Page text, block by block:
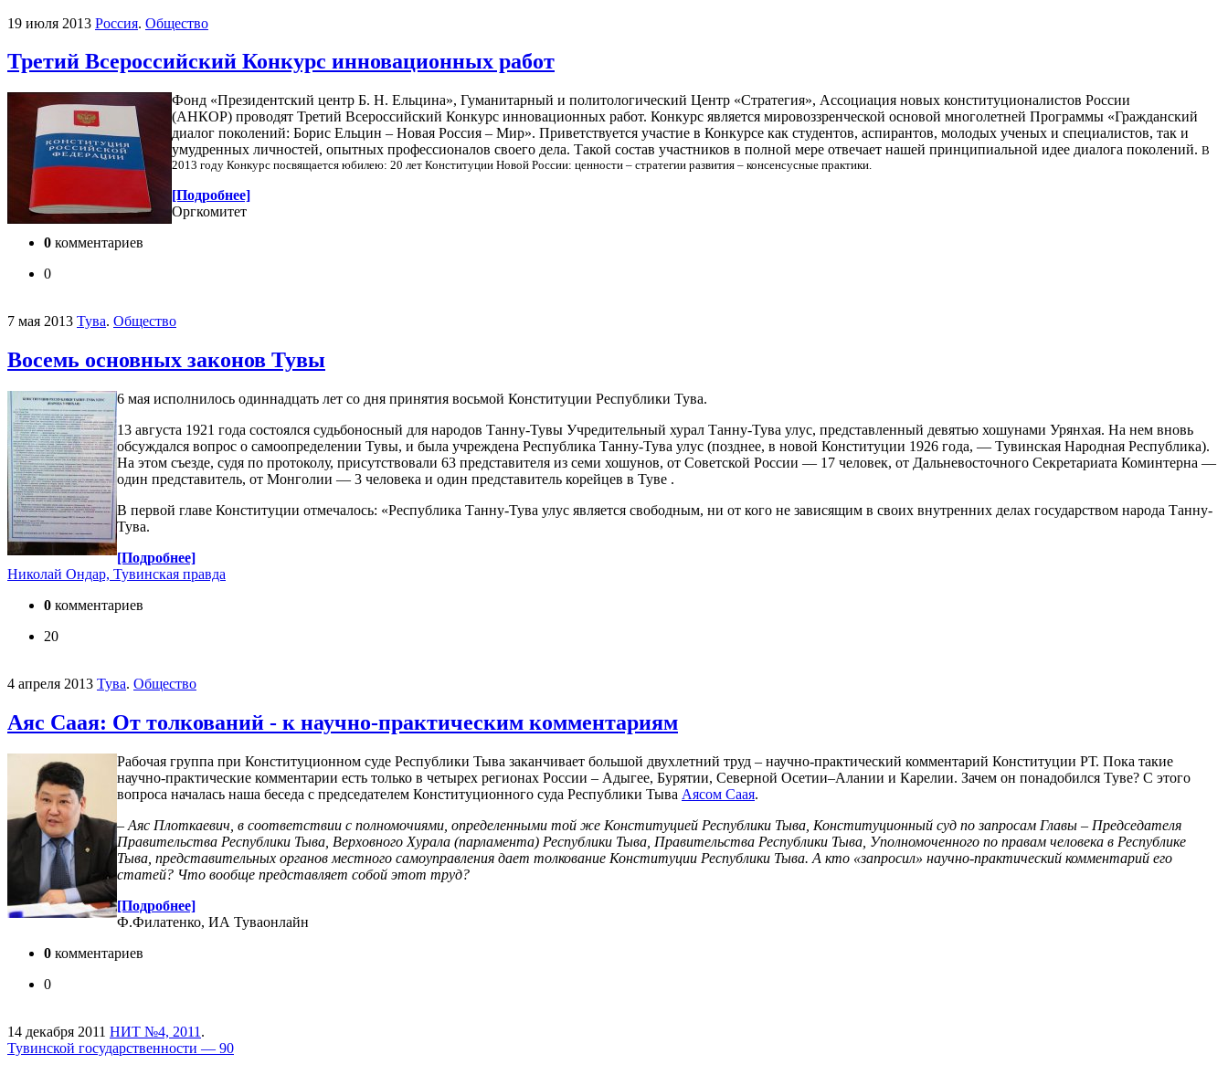
19 июля 2013 Россия. Общество
Третий Всероссийский Конкурс инновационных работ
Фонд «Президентский центр Б. Н. Ельцина», Гуманитарный и политологический Центр «Стратегия», Ассоциация новых конституционалистов России
(АНКОР) проводят Третий Всероссийский Конкурс инновационных работ. Конкурс является мировоззренческой основой многолетней Программы «Гражданский
диалог поколений: Борис Ельцин – Новая Россия – Мир». Приветствуется участие в Конкурсе как студентов, аспирантов, молодых ученых и специалистов, так и
умудренных личностей, опытных профессионалов своего дела. Такой состав участников в полной мере отвечает нашей принципиальной идее диалога поколений. В
2013 году Конкурс посвящается юбилею: 20 лет Конституции Новой России: ценности – стратегии развития – консенсусные практики.
[Подробнее]
Оргкомитет
0 комментариев
0
7 мая 2013 Тува. Общество
Восемь основных законов Тувы
6 мая исполнилось одиннадцать лет со дня принятия восьмой Конституции Республики Тува.
13 августа 1921 года состоялся судьбоносный для народов Танну-Тувы Учредительный хурал Танну-Тува улус, представленный девятью хошунами Урянхая. На нем вновь
обсуждался вопрос о самоопределении Тувы, и была учреждена Республика Танну-Тува улус (позднее, в новой Конституции 1926 года, — Тувинская Народная Республика).
На этом съезде, судя по протоколу, присутствовали 63 представителя из семи хошунов, от Советской России — 17 человек, от Дальневосточного Секретариата Коминтерна —
один представитель, от Монголии — 3 человека и один представитель корейцев в Туве .
В первой главе Конституции отмечалось: «Республика Танну-Тува улус является свободным, ни от кого не зависящим в своих внутренних делах государством народа Танну-
Тува.
[Подробнее]
Николай Ондар, Тувинская правда
0 комментариев
20
4 апреля 2013 Тува. Общество
Аяс Саая: От толкований - к научно-практическим комментариям
Рабочая группа при Конституционном суде Республики Тыва заканчивает большой двухлетний труд – научно-практический комментарий Конституции РТ. Пока такие
научно-практические комментарии есть только в четырех регионах России – Адыгее, Бурятии, Северной Осетии–Алании и Карелии. Зачем он понадобился Туве? С этого
вопроса началась наша беседа с председателем Конституционного суда Республики Тыва Аясом Саая.
– Аяс Плоткаевич, в соответствии с полномочиями, определенными той же Конституцией Республики Тыва, Конституционный суд по запросам Главы – Председателя
Правительства Республики Тыва, Верховного Хурала (парламента) Республики Тыва, Правительства Республики Тыва, Уполномоченного по правам человека в Республике
Тыва, представительных органов местного самоуправления дает толкование Конституции Республики Тыва. А кто «запросил» научно-практический комментарий его
статей? Что вообще представляет собой этот труд?
[Подробнее]
Ф.Филатенко, ИА Туваонлайн
0 комментариев
0
14 декабря 2011 НИТ №4, 2011 .
Тувинской государственности — 90